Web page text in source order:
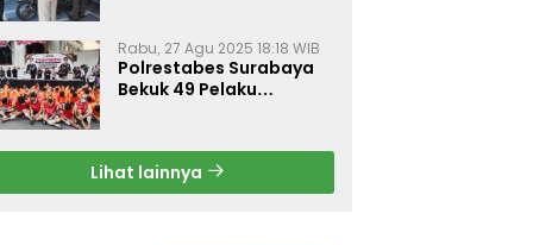
Rabu, 27 Agu 2025 18:18 WIB
Polrestabes Surabaya
Bekuk 49 Pelaku
Gratis
Lihat lainnya